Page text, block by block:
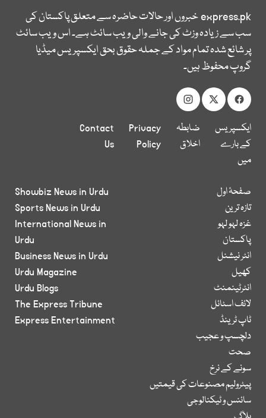
express.pkخبروں اور حالات حاضرہ سے متعلق پاکستان کی
سب سے زیادہ وزٹ کی جانے والی ویب سائٹ ہے۔ اس ویب سائٹ
پر شائع شدہ تمام مواد کے جملہ حقوق بحق ایکسپریس میڈیا
گروپ محفوظ ہیں۔
ایکسپریس
کے بارے
میں
ضابطہ
اخلاق
Privacy
Policy
Contact
Us
صفحۂ اول
تازہ ترین
غزہ لہو لہو
پاکستان
انٹر نیشنل
کھیل
انٹرٹینمنٹ
لائف اسٹائل
ٹاپ ٹرینڈ
دلچسپ و عجیب
صحت
سونے کے نرخ
پیٹرولیم مصنوعات کی قیمتیں
سائنس و ٹیکنالوجی
Showbiz News in Urdu
Sports News in Urdu
International News in
Urdu
Business News in Urdu
Urdu Magazine
Urdu Blogs
The Express Tribune
Express Entertainment